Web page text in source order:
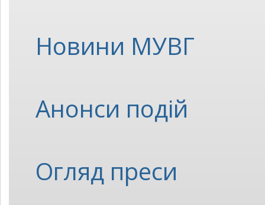
Новини МУВГ
Анонси подій
Огляд преси